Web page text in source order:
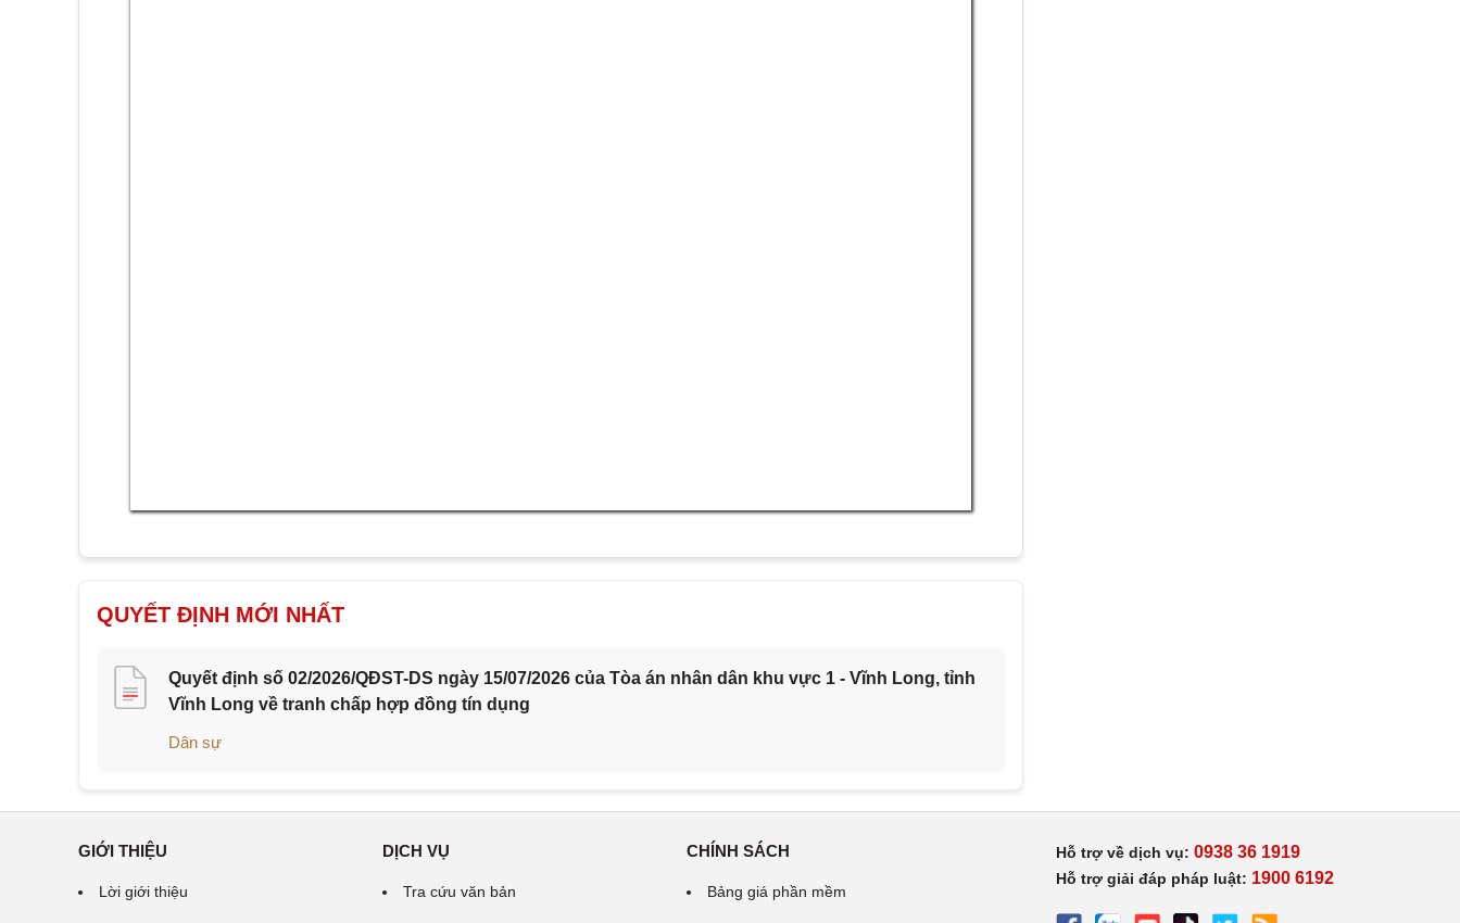
QUYẾT ĐỊNH MỚI NHẤT
Quyết định số 02/2026/QĐST-DS ngày 15/07/2026 của Tòa án nhân dân khu vực 1 - Vĩnh Long, tỉnh
Vĩnh Long về tranh chấp hợp đồng tín dụng
Dân sự
GIỚI THIỆU
Lời giới thiệu
DỊCH VỤ
Tra cứu văn bản
CHÍNH SÁCH
Bảng giá phần mềm
Hỗ trợ về dịch vụ: 0938 36 1919
Hỗ trợ giải đáp pháp luật: 1900 6192